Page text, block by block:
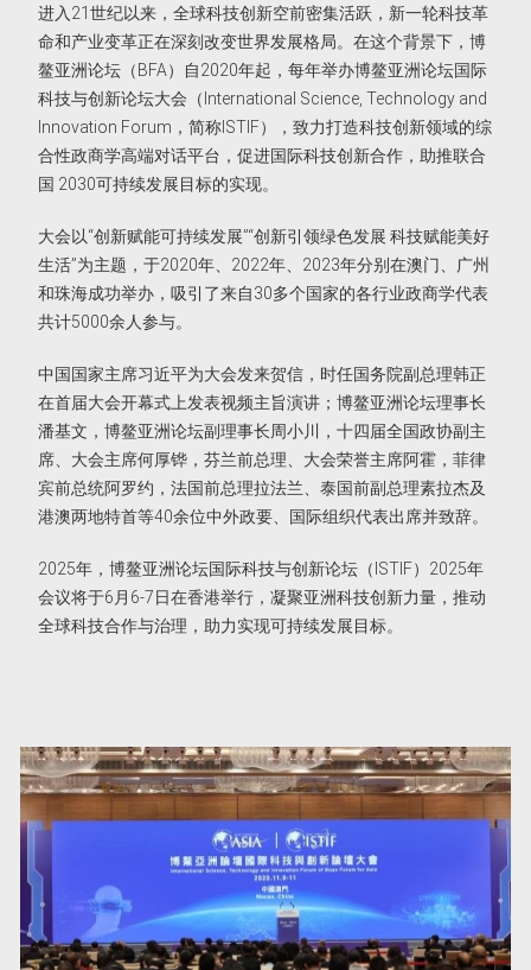
进入21世纪以来，全球科技创新空前密集活跃，新一轮科技革
命和产业变革正在深刻改变世界发展格局。在这个背景下，博
鳌亚洲论坛（BFA）自2020年起，每年举办博鳌亚洲论坛国际
科技与创新论坛大会（International Science, Technology and
Innovation Forum，简称ISTIF），致力打造科技创新领域的综
合性政商学高端对话平台，促进国际科技创新合作，助推联合
国 2030可持续发展目标的实现。
大会以“创新赋能可持续发展”“创新引领绿色发展 科技赋能美好
生活”为主题，于2020年、2022年、2023年分别在澳门、广州
和珠海成功举办，吸引了来自30多个国家的各行业政商学代表
共计5000余人参与。
中国国家主席习近平为大会发来贺信，时任国务院副总理韩正
在首届大会开幕式上发表视频主旨演讲；博鳌亚洲论坛理事长
潘基文，博鳌亚洲论坛副理事长周小川，十四届全国政协副主
席、大会主席何厚铧，芬兰前总理、大会荣誉主席阿霍，菲律
宾前总统阿罗约，法国前总理拉法兰、泰国前副总理素拉杰及
港澳两地特首等40余位中外政要、国际组织代表出席并致辞。
2025年，博鳌亚洲论坛国际科技与创新论坛（ISTIF）2025年
会议将于6月6-7日在香港举行，凝聚亚洲科技创新力量，推动
全球科技合作与治理，助力实现可持续发展目标。